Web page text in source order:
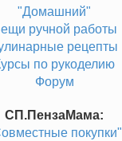
"Домашний"
ручной работы
рецепты
по рукоделию
Форум
СП.ПензаМама:
покупки"